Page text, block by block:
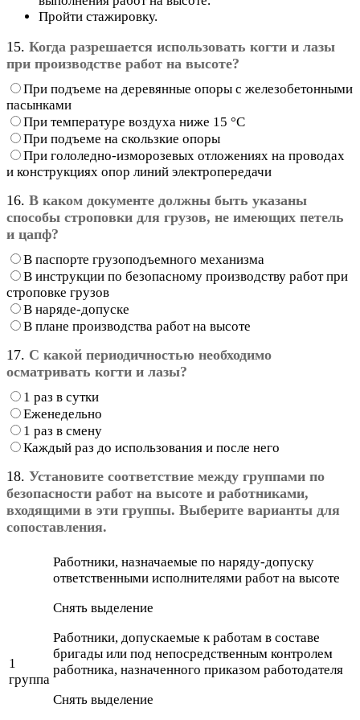
Пройти стажировку.
15. Когда разрешается использовать когти и лазы
при производстве работ на высоте?
При подъеме на деревянные опоры с железобетонными
пасынками
При температуре воздуха ниже 15 °С
При подъеме на скользкие опоры
При гололедно-изморозевых отложениях на проводах
и конструкциях опор линий электропередачи
16. В каком документе должны быть указаны
способы строповки для грузов, не имеющих петель
и цапф?
В паспорте грузоподъемного механизма
В инструкции по безопасному производству работ при
строповке грузов
В наряде-допуске
В плане производства работ на высоте
17. С какой периодичностью необходимо
осматривать когти и лазы?
1 раз в сутки
Еженедельно
1 раз в смену
Каждый раз до использования и после него
18. Установите соответствие между группами по
безопасности работ на высоте и работниками,
входящими в эти группы. Выберите варианты для
сопоставления.
1
группа
Работники, назначаемые по наряду-допуску
ответственными исполнителями работ на высоте
Снять выделение
Работники, допускаемые к работам в составе
бригады или под непосредственным контролем
работника, назначенного приказом работодателя
Снять выделение